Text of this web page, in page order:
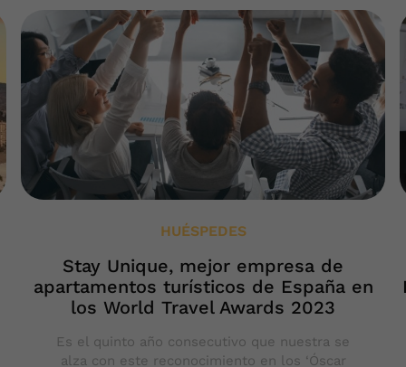
HUÉSPEDES
Stay Unique, mejor empresa de
apartamentos turísticos de España en
los World Travel Awards 2023
Es el quinto año consecutivo que nuestra se
alza con este reconocimiento en los ‘Óscar